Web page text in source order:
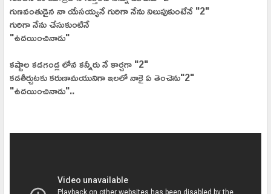
గుణవంతుడైన నా యేసయ్యనే గురిగా నేను నిలుపుకుంటేనే "2"
గురిగా నేను చేసుకుంటినే
"ఉదయించినాడు"
కష్టాల కడగండ్ల లోన కన్నీరు నే కార్చగా "2"
కడతీర్చుటకు కరుణామయునిగా ఇలలో నాకై ఏ తెంచెను"2"
"ఉదయించినాడు"..